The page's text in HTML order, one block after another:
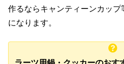
作るならキャンティーンカッ
になります。